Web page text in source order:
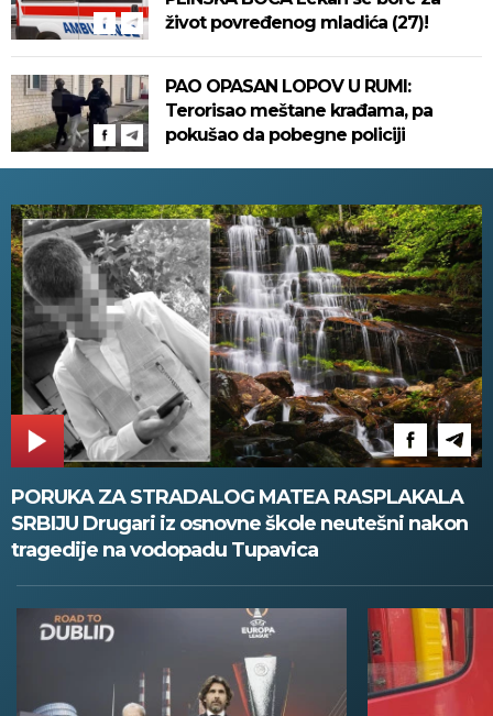
život povređenog mladića (27)!
PAO OPASAN LOPOV U RUMI:
Terorisao meštane krađama, pa
pokušao da pobegne policiji
PORUKA ZA STRADALOG MATEA RASPLAKALA
SRBIJU Drugari iz osnovne škole neutešni nakon
tragedije na vodopadu Tupavica